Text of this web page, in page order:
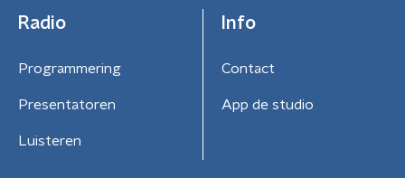
Radio
Programmering
Presentatoren
Luisteren
Info
Contact
App de studio